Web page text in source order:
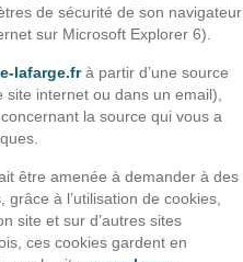
de sécurité de son navigateur
sur Microsoft Explorer 6).
lafarge.frà partir d’une source
internet ou dans un email),
la source qui vous a
être amenée à demander à des
à l’utilisation de cookies,
site et sur d’autres sites
ces cookies gardent en